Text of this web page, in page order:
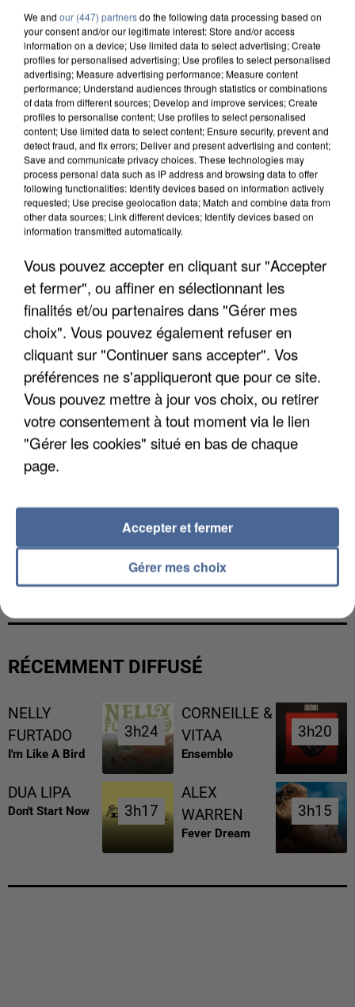
APRÈS TOUTES CES CANICULES, LES REFUGES
DE FAUNE SAUVAGE SONT...
L’UN DES FONDATEURS SUPPOSÉS DE LA DZ
MAFIA INTERPELLÉ EN ALGÉRIE
RÉCEMMENT DIFFUSÉ
NELLY
FURTADO
I'm Like A Bird
3h24
3h24
CORNEILLE &
VITAA
Ensemble
3h20
3h20
DUA LIPA
Don't Start Now 3h17
3h17
ALEX
WARREN
Fever Dream
3h15
3h15
We and our (447) partnersdo the following data processing based on
your consent and/or our legitimate interest: Store and/or access
information on a device; Use limited data to select advertising; Create
profiles for personalised advertising; Use profiles to select personalised
advertising; Measure advertising performance; Measure content
performance; Understand audiences through statistics or combinations
of data from different sources; Develop and improve services; Create
profiles to personalise content; Use profiles to select personalised
content; Use limited data to select content; Ensure security, prevent and
detect fraud, and fix errors; Deliver and present advertising and content;
Save and communicate privacy choices. These technologies may
process personal data such as IP address and browsing data to offer
following functionalities: Identify devices based on information actively
requested; Use precise geolocation data; Match and combine data from
other data sources; Link different devices; Identify devices based on
information transmitted automatically.
Vous pouvez accepter en cliquant sur "Accepter
et fermer", ou affiner en sélectionnant les
finalités et/ou partenaires dans "Gérer mes
choix". Vous pouvez également refuser en
cliquant sur "Continuer sans accepter". Vos
préférences ne s'appliqueront que pour ce site.
Vous pouvez mettre à jour vos choix, ou retirer
votre consentement à tout moment via le lien
"Gérer les cookies" situé en bas de chaque
page.
Gérer mes choix
Accepter et fermer